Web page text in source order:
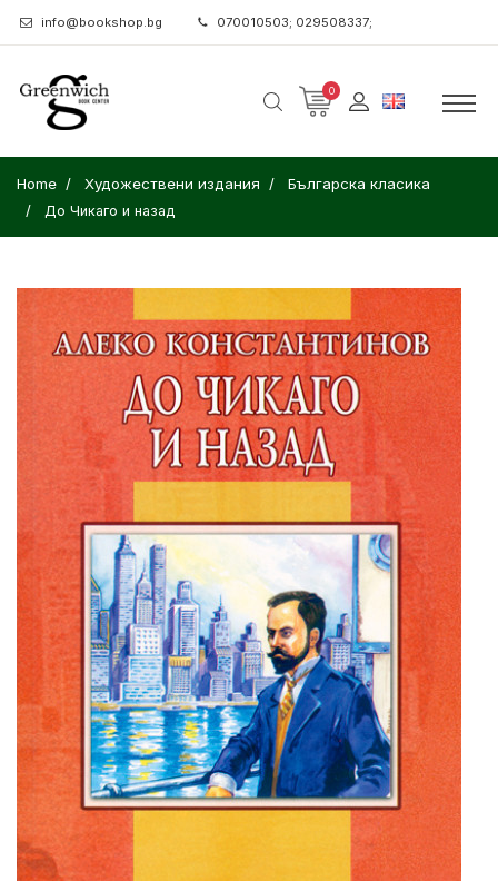
info@bookshop.bg 070010503; 029508337;
0
Home Художествени издания Българска класика
До Чикаго и назад